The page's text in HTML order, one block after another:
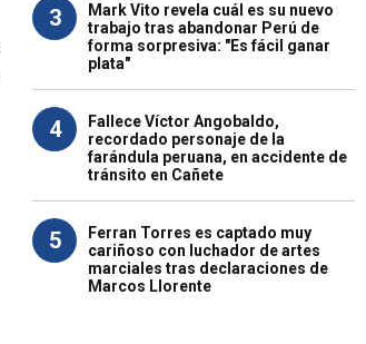
3
Mark Vito revela cuál es su nuevo
trabajo tras abandonar Perú de
forma sorpresiva: "Es fácil ganar
plata"
4
Fallece Víctor Angobaldo,
recordado personaje de la
farándula peruana, en accidente de
tránsito en Cañete
5
Ferran Torres es captado muy
cariñoso con luchador de artes
marciales tras declaraciones de
Marcos Llorente